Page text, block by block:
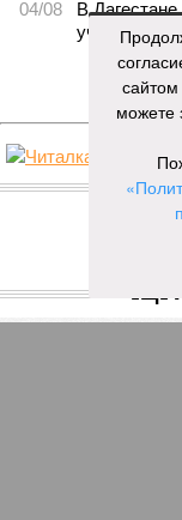
04/08
В
участков
ЕЩЕ
можете